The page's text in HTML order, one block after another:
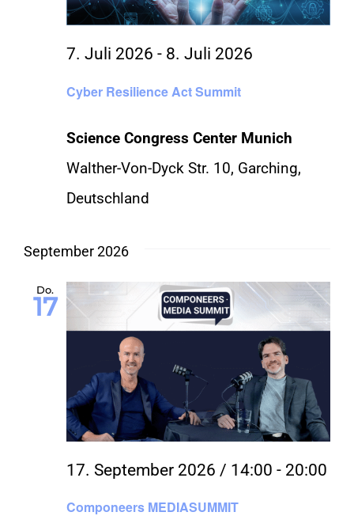
KONTAKT
Cyber Resilience Act Summit
7. Juli 2026 - 8. Juli 2026
Science Congress Center Munich
Walther-Von-Dyck Str. 10, Garching,
Deutschland
September 2026
Do.
17
Componeers MEDIASUMMIT
17. September 2026 / 14:00 - 20:00